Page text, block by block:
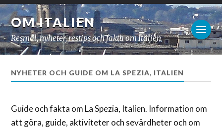
OM ITALIEN
Resmål, nyheter, restips och fakta om Italien
NYHETER OCH GUIDE OM LA SPEZIA, ITALIEN
Guide och fakta om La Spezia, Italien. Information om
att göra, guide, aktiviteter och sevärdheter och om